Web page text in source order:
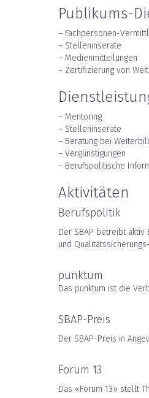
Publikums-
– Fachpersonen-
– Stelleninserate
– Medienmitteilungen
– Zertifizierung von
– Mentoring
– Stelleninserate
– Beratung bei
– Vergünstigungen
– Berufspolitische
Aktivitäten
Berufspolitik
Der SBAP betreibt
und
punktum
Das punktum ist die
SBAP-Preis
Der SBAP-Preis in
Forum 13
Das «Forum 13» stellt